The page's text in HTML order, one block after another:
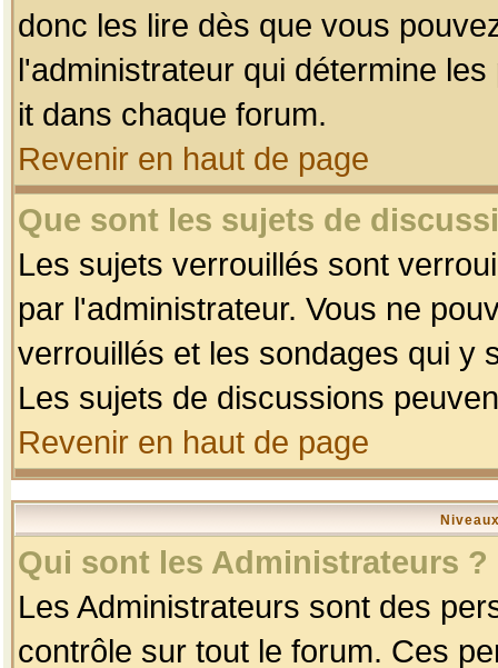
donc les lire dès que vous
l'administrateur qui détermine
it dans chaque forum.
Revenir en haut de page
Que sont les sujets de
Les sujets verrouillés sont
par l'administrateur. Vous ne
verrouillés et les sondages qui y
Les sujets de discussions
Revenir en haut de page
Qui sont les Administrateurs ?
Les Administrateurs sont des
contrôle sur tout le forum. Ces